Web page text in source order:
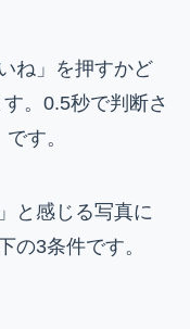
ね」を押すかど
。0.5秒で判断さ
す。
と感じる写真に
の3条件です。